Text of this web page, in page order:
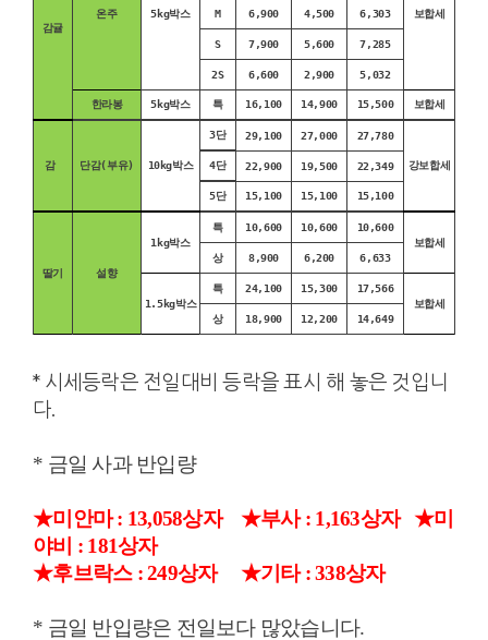
감귤
온주 5kg박스 보합세
M 6,900 4,500 6,303
S 7,900 5,600 7,285
2S 6,600 2,900 5,032
한라봉 5kg박스 특 16,100 14,900 15,500 보합세
감 단감(부유) 10kg박스
3단 29,100 27,000 27,780
강보합세
4단 22,900 19,500 22,349
5단 15,100 15,100 15,100
딸기 설향
1kg박스
특 10,600 10,600
10,600
보합세
상
8,900 6,200 6,633
1.5kg박스
특 24,100 15,300
17,566
보합세
상
18,900 12,200 14,649
* 시세등락은 전일대비 등락을 표시 해 놓은 것입니
다.
* 금일 사과 반입량
★미안마 : 13,058상자★부사: 1,163상자 ★미
야비 : 181상자
★후브락스 : 249상자 ★기타 : 338상자
* 금일 반입량은 전일보다 많았습니다.